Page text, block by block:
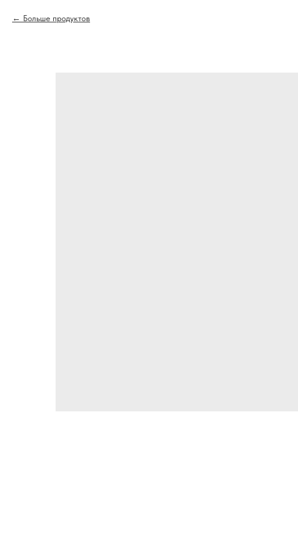
Больше продуктов